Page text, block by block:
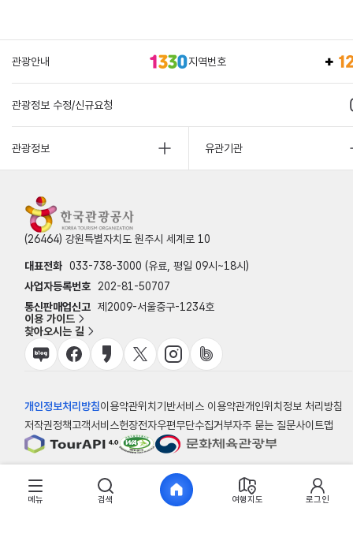
관광안내 지역번호
관광정보 수정/신규요청
관광정보 유관기관
(26464) 강원특별자치도 원주시 세계로 10
대표전화 033-738-3000 (유료, 평일 09시~18시)
사업자등록번호
202-81-50707
통신판매업신고 제2009-서울중구-1234호
이용 가이드
찾아오시는 길
개인정보처리방침이용약관위치기반서비스 이용약관개인위치정보 처리방침
저작권정책고객서비스헌장전자우편무단수집거부자주 묻는 질문사이트맵
© 한국관광공사
메뉴 검색 여행지도 로그인